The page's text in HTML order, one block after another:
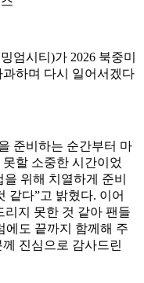
엄시티)가 2026 북중미
하며 다시 일어서겠다
준비하는 순간부터 마
할 소중한 시간이었
위해 치열하게 준비
같다”고 밝혔다. 이어
리지 못한 것 같아 팬들
에도 끝까지 함께해 주
진심으로 감사드린